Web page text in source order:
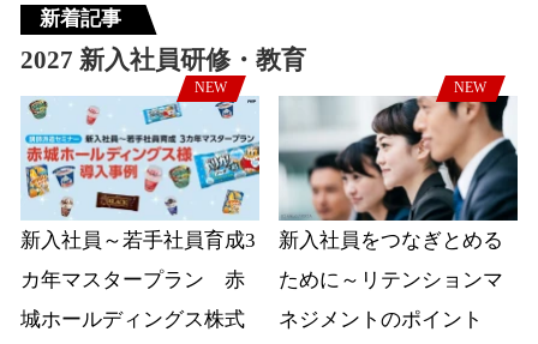
新着記事
2027 新入社員研修・教育
NEW
新入社員～若手社員育成3
カ年マスタープラン 赤
城ホールディングス株式
NEW
新入社員をつなぎとめる
ために～リテンションマ
ネジメントのポイント